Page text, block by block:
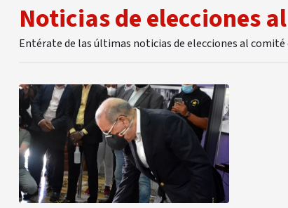
Noticias de elecciones
Entérate de las últimas noticias de elecciones al